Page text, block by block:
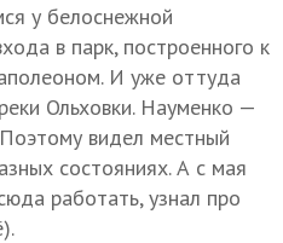
у белоснежной
в парк, построенного к
И уже оттуда
Ольховки. Науменко —
видел местный
состояниях. А с мая
работать, узнал про